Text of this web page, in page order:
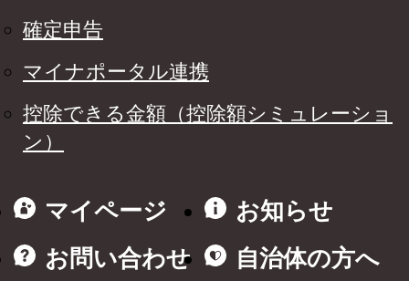
確定申告
マイナポータル連携
控除できる金額（控除額シミュレーショ
ン）
マイページ
お知らせ
お問い合わせ
自治体の方へ